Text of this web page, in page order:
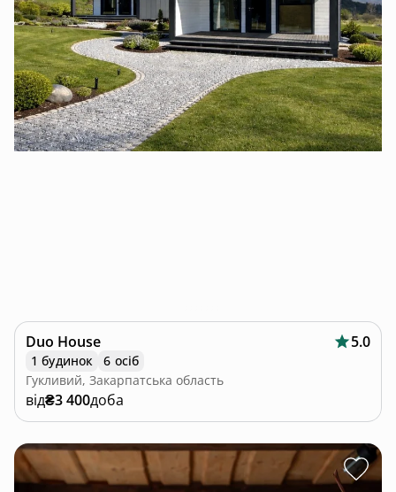
Duo House 5.0
1 будинок
6 осіб
Гукливий, Закарпатська область
від₴3 400доба